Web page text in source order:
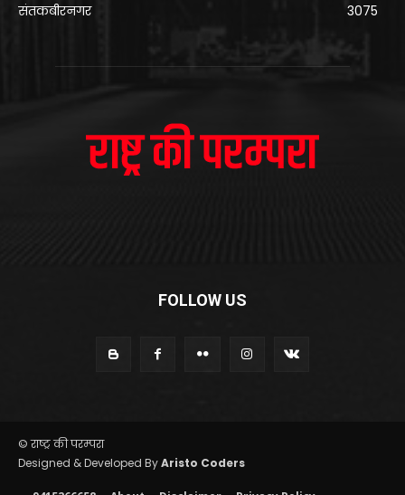
संतकबीरनगर
3075
FOLLOW US
© राष्ट्र की परम्परा
Designed & Developed ByAristo Coders